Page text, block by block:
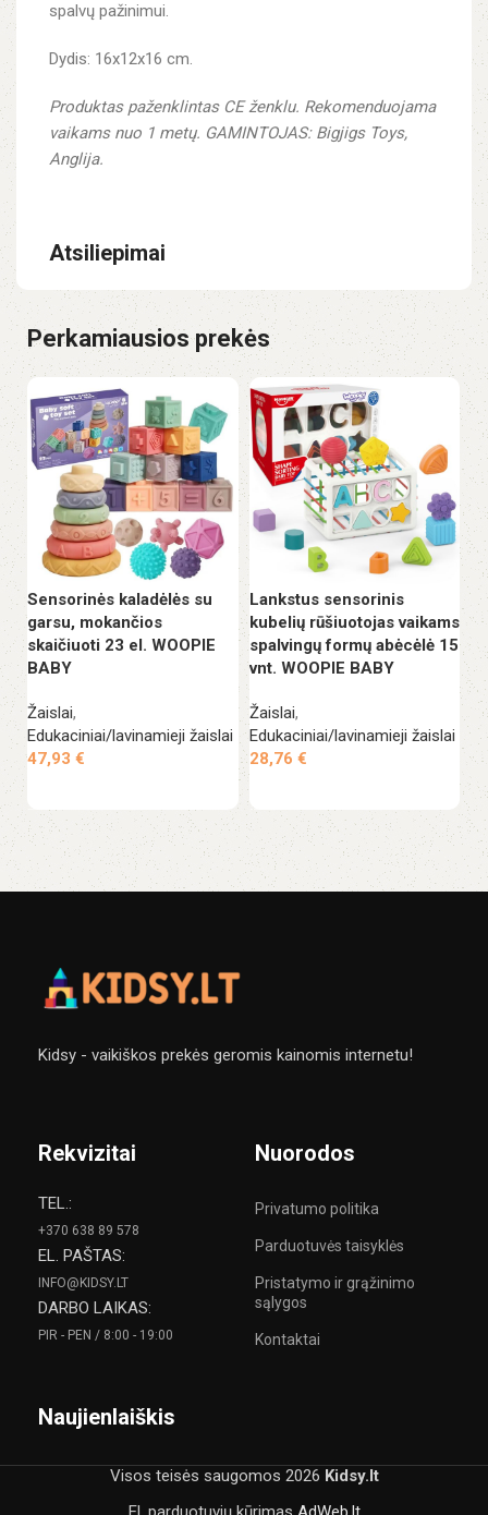
spalvų pažinimui.
Dydis: 16x12x16 cm.
Produktas paženklintas CE ženklu. Rekomenduojama
vaikams nuo 1 metų. GAMINTOJAS: Bigjigs Toys,
Anglija.
Atsiliepimai
Perkamiausios prekės
Sensorinės kaladėlės su
garsu, mokančios
skaičiuoti 23 el. WOOPIE
BABY
Žaislai,
Edukaciniai/lavinamieji žaislai
47,93 €
Lankstus sensorinis
kubelių rūšiuotojas vaikams
spalvingų formų abėcėlė 15
vnt. WOOPIE BABY
Žaislai,
Edukaciniai/lavinamieji žaislai
28,76 €
Kidsy - vaikiškos prekės geromis kainomis internetu!
Rekvizitai
TEL.:
+370 638 89 578
EL. PAŠTAS:
INFO@KIDSY.LT
DARBO LAIKAS:
PIR - PEN / 8:00 - 19:00
Nuorodos
Privatumo politika
Parduotuvės taisyklės
Pristatymo ir grąžinimo
sąlygos
Kontaktai
Naujienlaiškis
Visos teisės saugomos 2026 Kidsy.lt